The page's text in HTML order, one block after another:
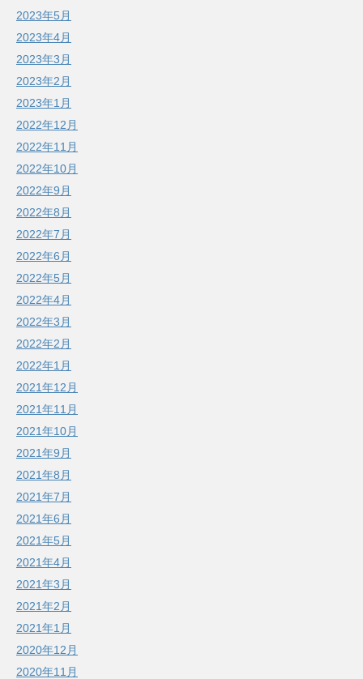
2023年5月
2023年4月
2023年3月
2023年2月
2023年1月
2022年12月
2022年11月
2022年10月
2022年9月
2022年8月
2022年7月
2022年6月
2022年5月
2022年4月
2022年3月
2022年2月
2022年1月
2021年12月
2021年11月
2021年10月
2021年9月
2021年8月
2021年7月
2021年6月
2021年5月
2021年4月
2021年3月
2021年2月
2021年1月
2020年12月
2020年11月